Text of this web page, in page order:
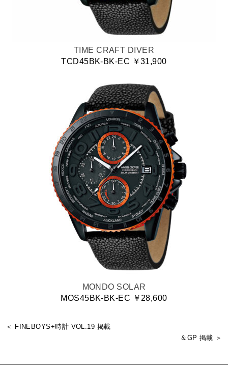
TIME CRAFT DIVER
TCD45BK-BK-EC ￥31,900
MONDO SOLAR
MOS45BK-BK-EC ￥28,600
＜ FINEBOYS+時計 VOL.19 掲載
＆GP 掲載 ＞